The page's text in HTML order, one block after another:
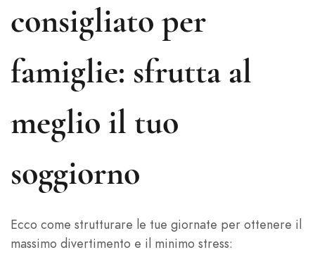
consigliato per
famiglie: sfrutta al
meglio il tuo
soggiorno
Ecco come strutturare le tue giornate per ottenere il
massimo divertimento e il minimo stress: